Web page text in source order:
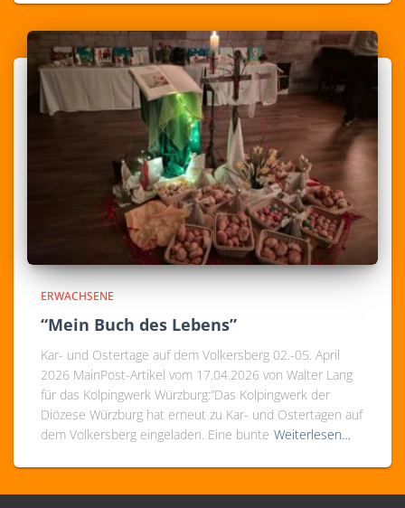
ERWACHSENE
“Mein Buch des Lebens”
Kar- und Ostertage auf dem Volkersberg 02.-05. April
2026 MainPost-Artikel vom 17.04.2026 von Walter Lang
für das Kolpingwerk Würzburg:“Das Kolpingwerk der
Diözese Würzburg hat erneut zu Kar- und Ostertagen auf
dem Volkersberg eingeladen. Eine bunte Weiterlesen…